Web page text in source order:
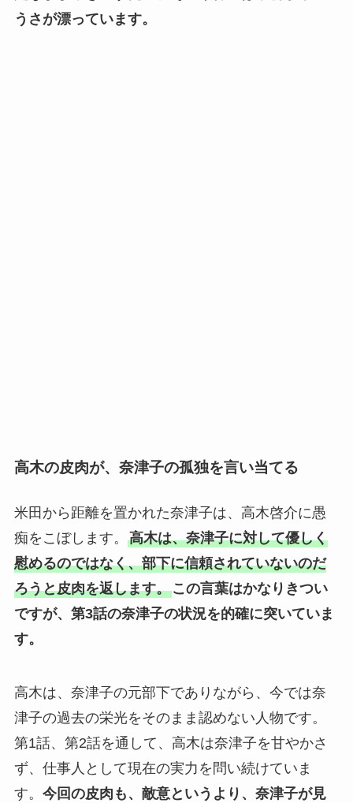
うさが漂っています。
高木の皮肉が、奈津子の孤独を言い当てる
米田から距離を置かれた奈津子は、高木啓介に愚
痴をこぼします。 高木は、奈津子に対して優しく
慰めるのではなく、部下に信頼されていないのだ
ろうと皮肉を返します。この言葉はかなりきつい
ですが、第3話の奈津子の状況を的確に突いていま
す。
高木は、奈津子の元部下でありながら、今では奈
津子の過去の栄光をそのまま認めない人物です。
第1話、第2話を通して、高木は奈津子を甘やかさ
ず、仕事人として現在の実力を問い続けていま
す。 今回の皮肉も、敵意というより、奈津子が見